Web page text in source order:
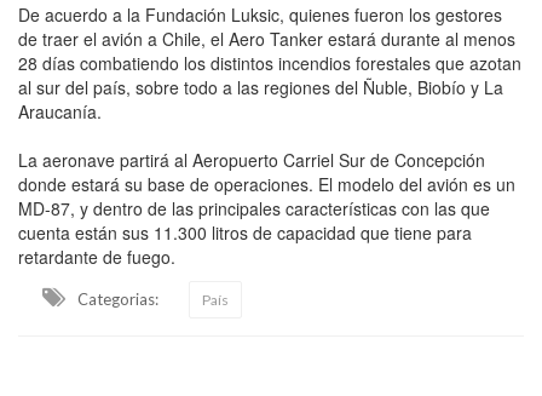
De acuerdo a la Fundación Luksic, quienes fueron los gestores
de traer el avión a Chile, el Aero Tanker estará durante al menos
28 días combatiendo los distintos incendios forestales que azotan
al sur del país, sobre todo a las regiones del Ñuble, Biobío y La
Araucanía.
La aeronave partirá al Aeropuerto Carriel Sur de Concepción
donde estará su base de operaciones. El modelo del avión es un
MD-87, y dentro de las principales características con las que
cuenta están sus 11.300 litros de capacidad que tiene para
retardante de fuego.
Categorias: País